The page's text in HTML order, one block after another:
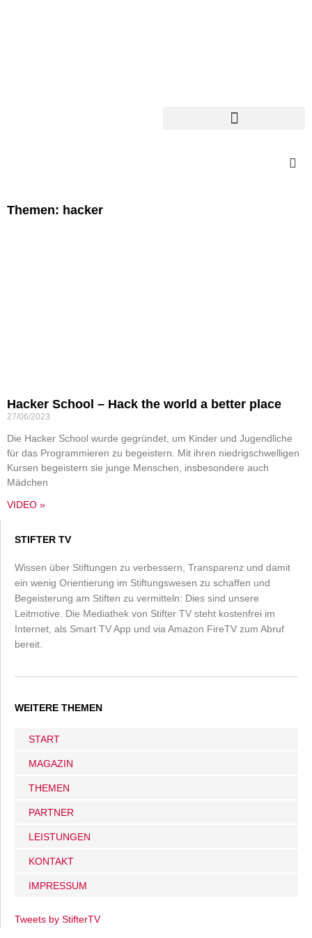
Themen: hacker
Hacker School – Hack the world a better place
27/06/2023
Die Hacker School wurde gegründet, um Kinder und Jugendliche
für das Programmieren zu begeistern. Mit ihren niedrigschwelligen
Kursen begeistern sie junge Menschen, insbesondere auch
Mädchen
VIDEO »
STIFTER TV
Wissen über Stiftungen zu verbessern, Transparenz und damit
ein wenig Orientierung im Stiftungswesen zu schaffen und
Begeisterung am Stiften zu vermitteln: Dies sind unsere
Leitmotive. Die Mediathek von Stifter TV steht kostenfrei im
Internet, als Smart TV App und via Amazon FireTV zum Abruf
bereit.
WEITERE THEMEN
START
MAGAZIN
THEMEN
PARTNER
LEISTUNGEN
KONTAKT
IMPRESSUM
Tweets by StifterTV